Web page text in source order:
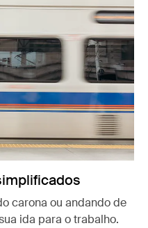
carona ou andando de
ida para o trabalho.